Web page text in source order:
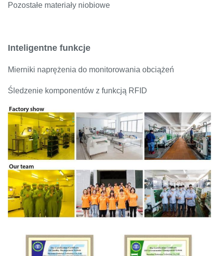
Pozostałe materiały niobiowe
Inteligentne funkcje
Mierniki naprężenia do monitorowania obciążeń
Śledzenie komponentów z funkcją RFID